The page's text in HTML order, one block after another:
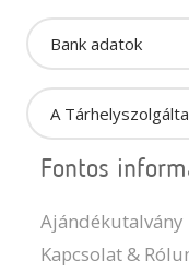
Bank adatok
A
Fontos
Ajándékutalvány
Kapcsolat &